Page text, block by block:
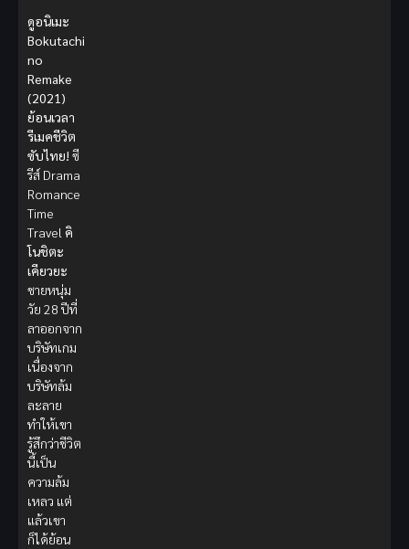
ดูอนิเมะ
Bokutachi
no
Remake
(2021)
ย้อนเวลา
รีเมคชีวิต
ซับไทย! ซี
รีส์ Drama
Romance
Time
Travel คิ
โนชิตะ
เคียวยะ
ชายหนุ่ม
วัย 28 ปีที่
ลาออกจาก
บริษัทเกม
เนื่องจาก
บริษัทล้ม
ละลาย
ทำให้เขา
รู้สึกว่าชีวิต
นี้เป็น
ความล้ม
เหลว แต่
แล้วเขา
ก็ได้ย้อน